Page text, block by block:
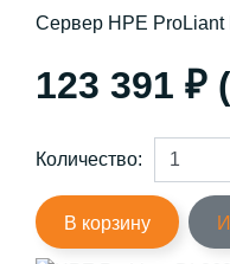
Сервер HPE ProLiant
123 391 ₽
Количество:
В корзину